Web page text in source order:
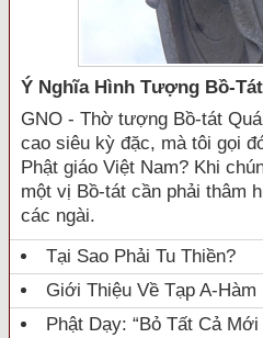
Ý Nghĩa Hình Tượng Bồ-
GNO - Thờ tượng Bồ-tát
cao siêu kỳ đặc, mà tôi gọi
Phật giáo Việt Nam? Khi
một vị Bồ-tát cần phải thâm
các ngài.
Tại Sao Phải Tu Thiền?
Giới Thiệu Về Tạp A-Hàm
Phật Dạy: “Bỏ Tất Cả